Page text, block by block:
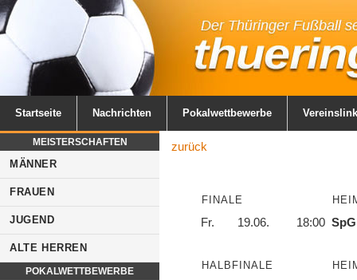
Startseite Nachrichten Pokalwettbewerbe
MEISTERSCHAFTEN
MÄNNER
FRAUEN
JUGEND
ALTE HERREN
POKALWETTBEWERBE
zurück
FINALE
Fr. 19.06. 18:00
HALBFINALE